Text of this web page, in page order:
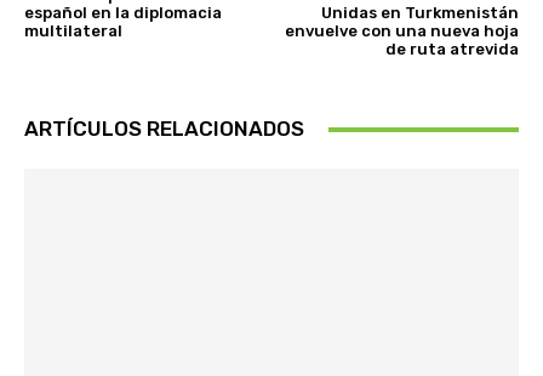
español en la diplomacia
multilateral
Unidas en Turkmenistán
envuelve con una nueva hoja
de ruta atrevida
ARTÍCULOS RELACIONADOS